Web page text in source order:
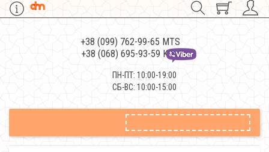
+38 (099) 762-99-65 MTS
+38 (068) 695-93-59 Kievstar
ПН-ПТ: 10:00-19:00
СБ-ВС: 10:00-15:00